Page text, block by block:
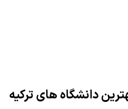
دانشگاه های ترکیه